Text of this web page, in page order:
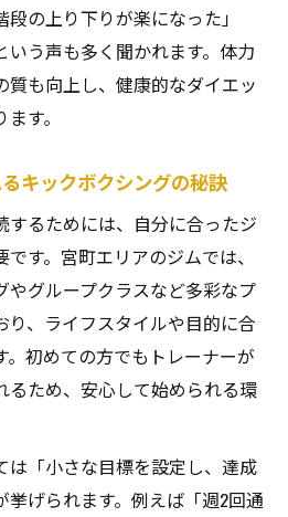
の上り下りが楽になった」
いう声も多く聞かれます。体力
も向上し、健康的なダイエッ
す。
キックボクシングの秘訣
するためには、自分に合ったジ
す。宮町エリアのジムでは、
やグループクラスなど多彩なプ
り、ライフスタイルや目的に合
。初めての方でもトレーナーが
るため、安心して始められる環
は「小さな目標を設定し、達成
げられます。例えば「週2回通